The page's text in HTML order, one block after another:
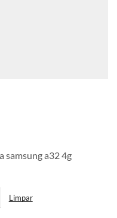
samsung a32 4g
Limpar